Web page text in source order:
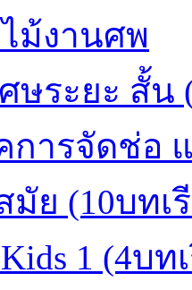
ม้งานศพ
ษระยะ สั้น
การจัดช่อ
ย (10บทเ
1 (4บท